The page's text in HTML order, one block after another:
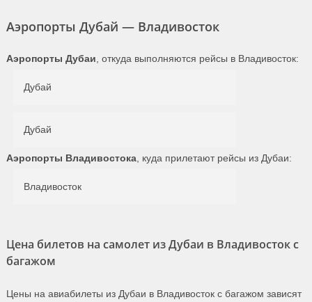
Аэропорты Дубай — Владивосток
Аэропорты Дубаи , откуда выполняются рейсы в Владивосток:
Дубай
Дубай
Аэропорты Владивостока , куда прилетают рейсы из Дубаи:
Владивосток
Цена билетов на самолет из Дубаи в Владивосток с
багажом
Цены на авиабилеты из Дубаи в Владивосток с багажом зависят